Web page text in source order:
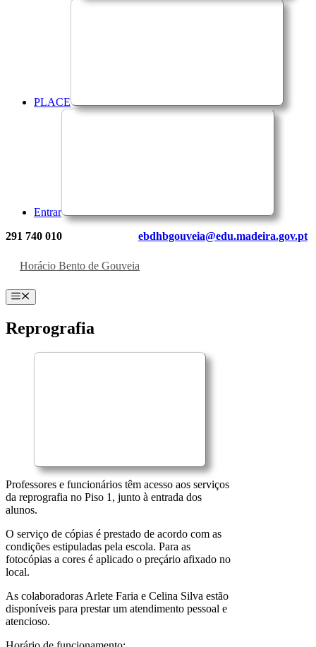
PLACE
Entrar
291 740 010 ebdhbgouveia@edu.madeira.gov.pt
Horácio Bento de Gouveia
Menu
Reprografia
Professores e funcionários têm acesso aos serviços
da reprografia no Piso 1, junto à entrada dos
alunos.
O serviço de cópias é prestado de acordo com as
condições estipuladas pela escola. Para as
fotocópias a cores é aplicado o preçário afixado no
local.
As colaboradoras Arlete Faria e Celina Silva estão
disponíveis para prestar um atendimento pessoal e
atencioso.